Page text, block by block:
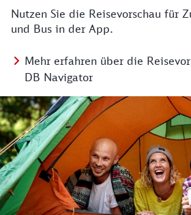
Nutzen Sie die Reisevorschau für
und Bus in der App.
Mehr erfahren über die
DB Navigator